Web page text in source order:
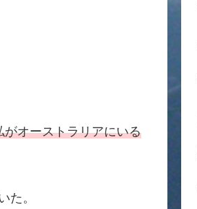
オーストラリアにいる
た。